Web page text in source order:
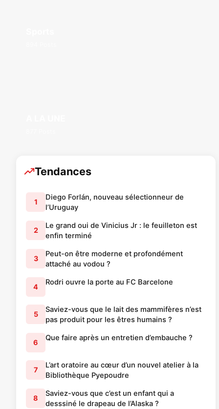
Tendances
1
Diego Forlán, nouveau sélectionneur de
l’Uruguay
2
Le grand oui de Vinicius Jr : le feuilleton est
enfin terminé
3
Peut-on être moderne et profondément
attaché au vodou ?
4
Rodri ouvre la porte au FC Barcelone
5
Saviez-vous que le lait des mammifères n’est
pas produit pour les êtres humains ?
6
Que faire après un entretien d’embauche ?
7
L’art oratoire au cœur d’un nouvel atelier à la
Bibliothèque Pyepoudre
8
Saviez-vous que c’est un enfant qui a
desssiné le drapeau de l’Alaska ?